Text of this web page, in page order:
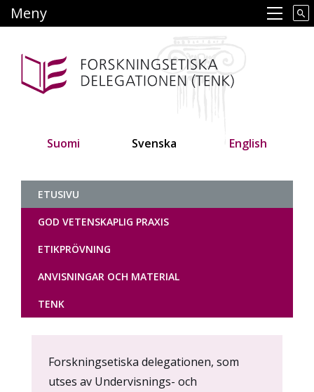
till
Main navigation
Meny
Suomi Svenska English
Tutkimuseettinen
ETUSIVU
GOD VETENSKAPLIG PRAXIS
ETIKPRÖVNING
ANVISNINGAR OCH MATERIAL
TENK
Content
markup
Forskningsetiska delegationen, som
utses av Undervisnings- och